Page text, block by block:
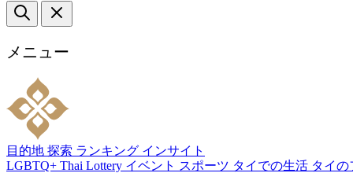
メニュー
目的地 探索 ランキング インサイト
LGBTQ+ Thai Lottery イベント スポーツ タイでの生活 タイの